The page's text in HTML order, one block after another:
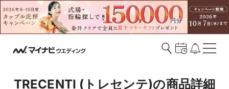
TRECENTI (トレセンテ)の商品詳細